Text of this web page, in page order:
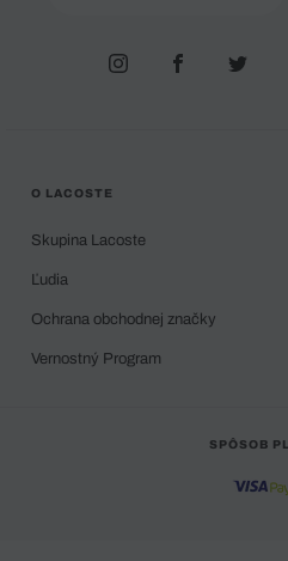
O LACOSTE
Skupina Lacoste
Ľudia
Ochrana obchodnej značky
Vernostný Program
SPÔSOB